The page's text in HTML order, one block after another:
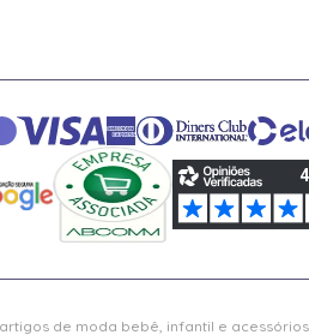
de moda bebê, infantil e